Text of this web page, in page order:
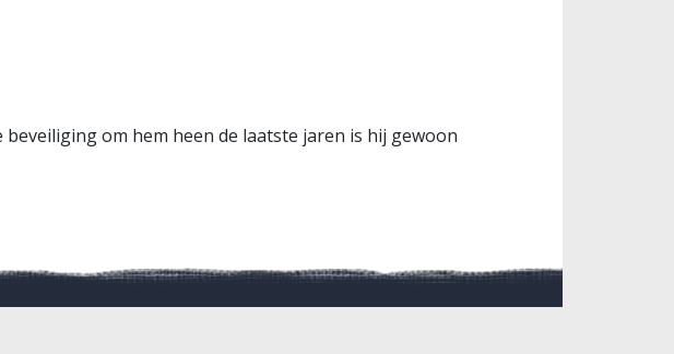
om hem heen de laatste jaren is hij gewoon